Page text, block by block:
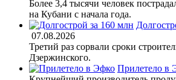
Более 3,4 тысячи человек
на Кубани с начала года.
07.08.2026
Третий раз сорвали сроки
Дзержинского.
Прилетело в